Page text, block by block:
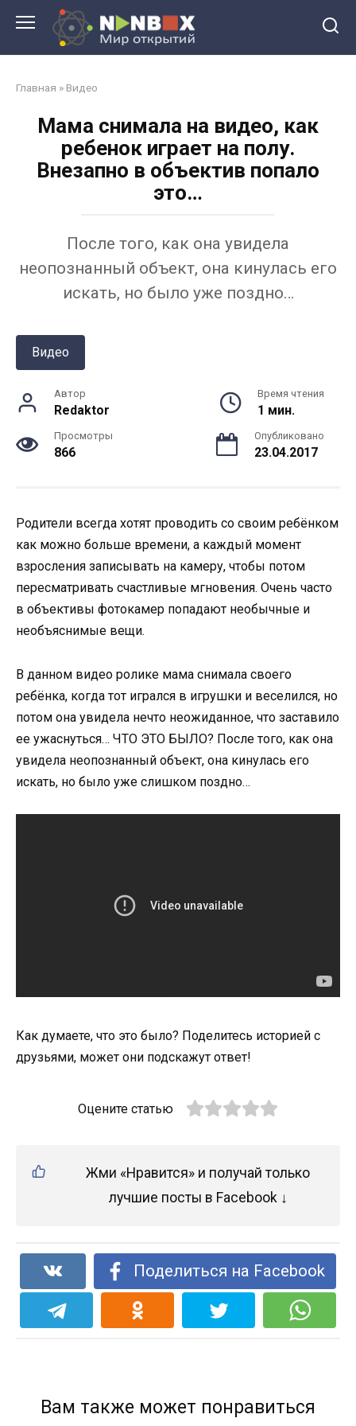
Главная » Видео
Мама снимала на видео, как
ребенок играет на полу.
Внезапно в объектив попало
это…
После того, как она увидела
неопознанный объект, она кинулась его
искать, но было уже поздно…
Видео
Автор
Redaktor
Время чтения
1 мин.
Просмотры
866
Опубликовано
23.04.2017
Родители всегда хотят проводить со своим ребёнком
как можно больше времени, а каждый момент
взросления записывать на камеру, чтобы потом
пересматривать счастливые мгновения. Очень часто
в объективы фотокамер попадают необычные и
необъяснимые вещи.
В данном видео ролике мама снимала своего
ребёнка, когда тот игрался в игрушки и веселился, но
потом она увидела нечто неожиданное, что заставило
ее ужаснуться… ЧТО ЭТО БЫЛО? После того, как она
увидела неопознанный объект, она кинулась его
искать, но было уже слишком поздно…
Как думаете, что это было? Поделитесь историей с
друзьями, может они подскажут ответ!
Оцените статью
Жми «Нравится» и получай только
лучшие посты в Facebook ↓
Поделиться на Facebook
Вам также может понравиться